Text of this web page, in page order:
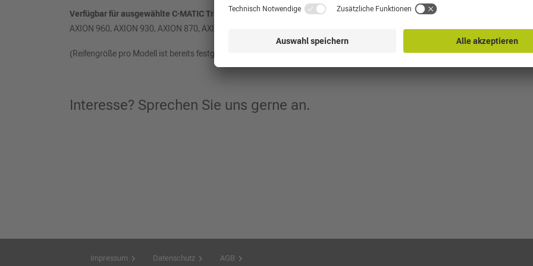
Verfügbar für ausgewählte C-MATIC Traktorenmodelle:
AXION 960, AXION 930, AXION 870, AXION 830, ARION 660, Arion 500 (ab 02/2025)
(Reifengröße pro Modell ist bereits festgelegt)
Interesse? Sprechen Sie uns gerne an.
Impressum Datenschutz AGB